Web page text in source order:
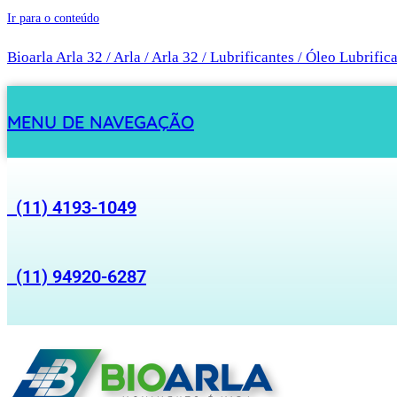
Ir para o conteúdo
Bioarla Arla 32 / Arla / Arla 32 / Lubrificantes / Óleo
MENU DE NAVEGAÇÃO
(11) 4193-1049
(11) 94920-6287